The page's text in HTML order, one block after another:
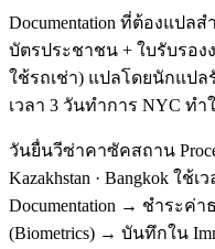
Documentation ที่ต้องแป
บัตรประชาชน + ใบรับรองง
ใช้รถเช่า) แปลโดยนักแปล
เวลา 3 วันทำการ NYC ท
วันยื่นวีซ่าคาซัคสถาน
Kazakhstan · Bangkok ใ
Documentation → ชำระค่
(Biometrics) → บันทึกใน